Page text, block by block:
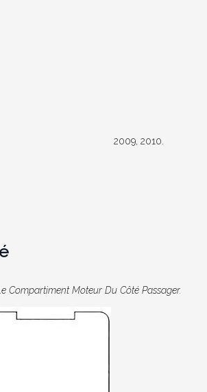
2009, 2010.
Compartiment Moteur Du Côté Passager.